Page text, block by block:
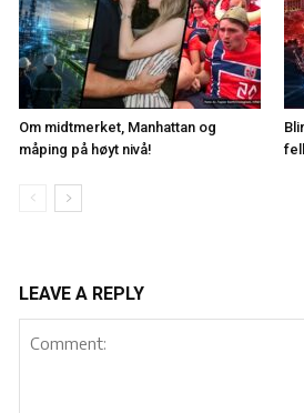
Om midtmerket, Manhattan og
måping på høyt nivå!
LEAVE A REPLY